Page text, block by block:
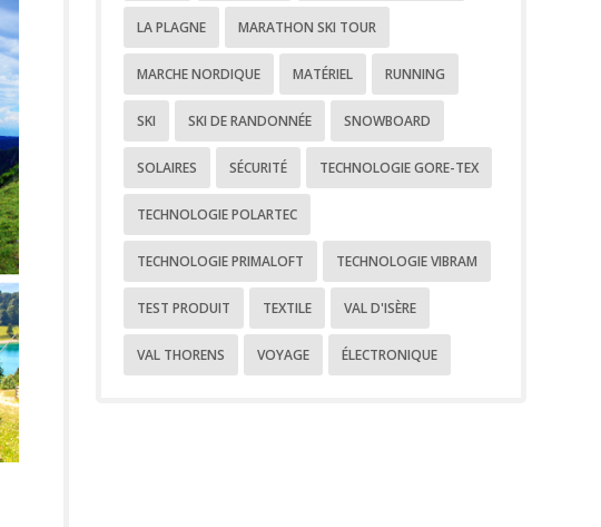
LA PLAGNE MARATHON SKI TOUR
MARCHE NORDIQUE MATÉRIEL RUNNING
SKI SKI DE RANDONNÉE SNOWBOARD
SOLAIRES SÉCURITÉ TECHNOLOGIE GORE-TEX
TECHNOLOGIE POLARTEC
TECHNOLOGIE PRIMALOFT TECHNOLOGIE VIBRAM
TEST PRODUIT TEXTILE VAL D'ISÈRE
VAL THORENS VOYAGE ÉLECTRONIQUE